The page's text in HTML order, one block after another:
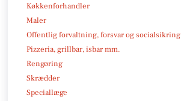
Køkkenforhandler
Maler
Offentlig forvaltning, forsvar og socialsikring
Pizzeria, grillbar, isbar mm.
Rengøring
Skrædder
Speciallæge